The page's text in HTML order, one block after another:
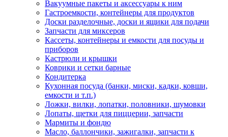
Вакуумные пакеты и аксессуары к ним
Гастроемкости, контейнеры для продуктов
Доски разделочные, доски и ящики для подачи
Запчасти для миксеров
Кассеты, контейнеры и емкости для посуды и
приборов
Кастрюли и крышки
Коврики и сетки барные
Кондитерка
Кухонная посуда (банки, миски, кадки, ковши,
емкости и т.п.)
Ложки, вилки, лопатки, половники, шумовки
Лопаты, щетки для пиццерии, запчасти
Мармиты и фондю
Масло, баллончики, зажигалки, запчасти к